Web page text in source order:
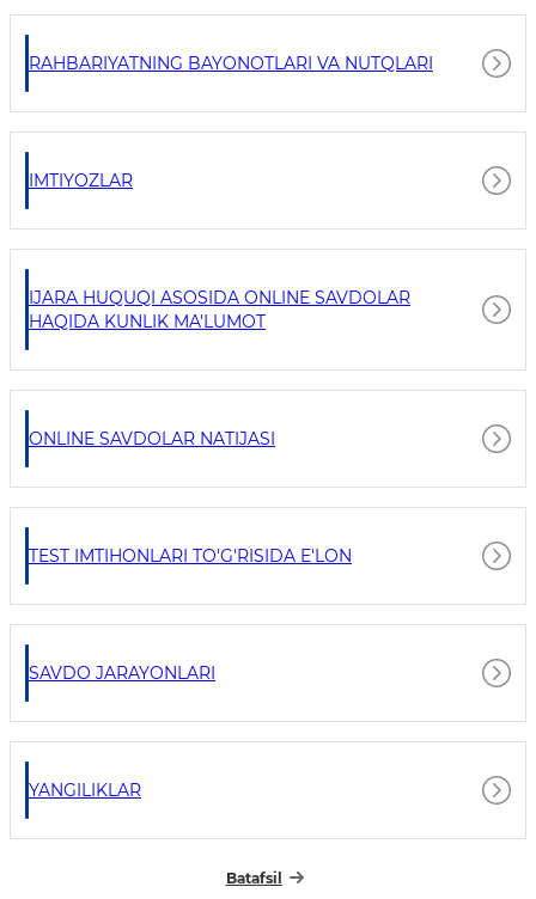
RAHBARIYATNING BAYONOTLARI VA NUTQLARI
IMTIYOZLAR
IJARA HUQUQI ASOSIDA ONLINE SAVDOLAR
HAQIDA KUNLIK MA'LUMOT
ONLINE SAVDOLAR NATIJASI
TEST IMTIHONLARI TO'G'RISIDA E'LON
SAVDO JARAYONLARI
YANGILIKLAR
Batafsil